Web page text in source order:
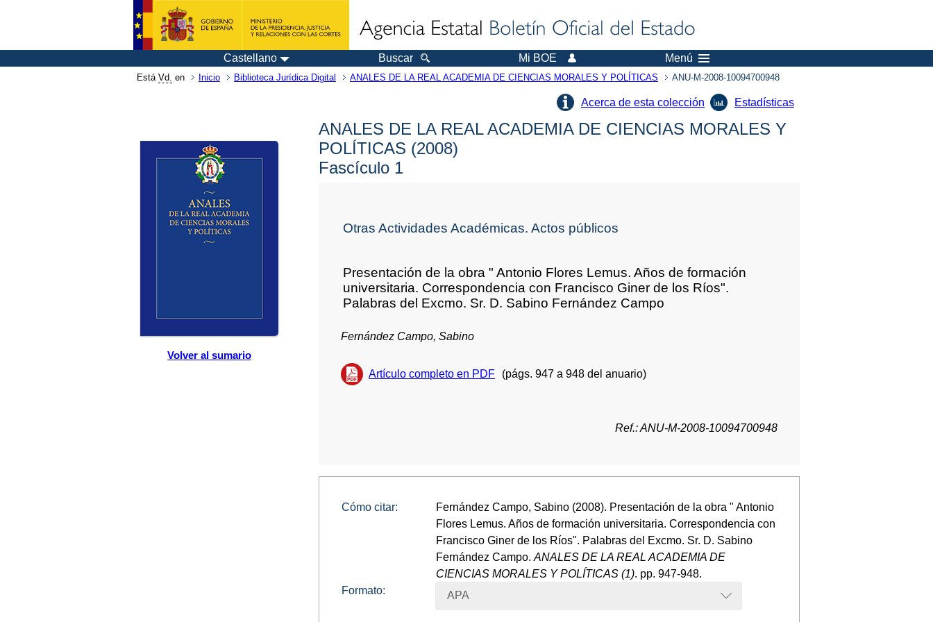
Castellano Buscar Mi BOE Menú
Está Vd. en Inicio Biblioteca Jurídica Digital ANALES DE LA REAL ACADEMIA DE CIENCIAS MORALES Y POLÍTICAS ANU-M-2008-10094700948
Acerca de esta colección Estadísticas
Volver al sumario
ANALES DE LA REAL ACADEMIA DE CIENCIAS MORALES Y
POLÍTICAS (2008)
Fascículo 1
Otras Actividades Académicas. Actos públicos
Presentación de la obra " Antonio Flores Lemus. Años de formación
universitaria. Correspondencia con Francisco Giner de los Ríos".
Palabras del Excmo. Sr. D. Sabino Fernández Campo
Fernández Campo, Sabino
Artículo completo en PDF (págs. 947 a 948 del anuario)
Ref.: ANU-M-2008-10094700948
Cómo citar:
Fernández Campo, Sabino (2008). Presentación de la obra " Antonio
Flores Lemus. Años de formación universitaria. Correspondencia con
Francisco Giner de los Ríos". Palabras del Excmo. Sr. D. Sabino
Fernández Campo.ANALES DE LA REAL ACADEMIA DE
CIENCIAS MORALES Y POLÍTICAS (1). pp. 947-948.
Formato:
APA